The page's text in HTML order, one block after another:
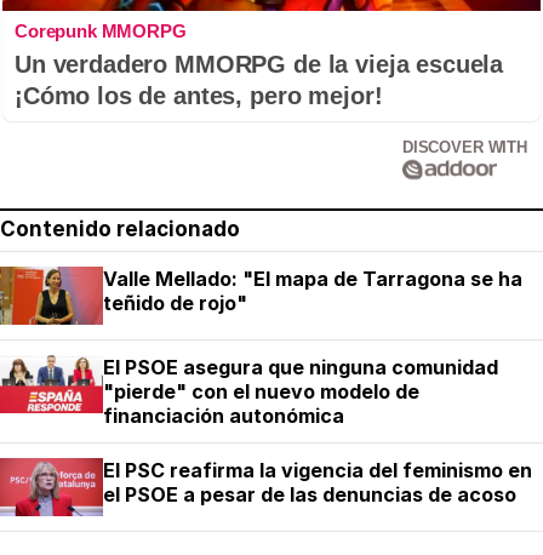
Corepunk MMORPG
Un verdadero MMORPG de la vieja escuela
¡Cómo los de antes, pero mejor!
DISCOVER WITH
Contenido relacionado
Valle Mellado: "El mapa de Tarragona se ha
teñido de rojo"
El PSOE asegura que ninguna comunidad
"pierde" con el nuevo modelo de
financiación autonómica
El PSC reafirma la vigencia del feminismo en
el PSOE a pesar de las denuncias de acoso